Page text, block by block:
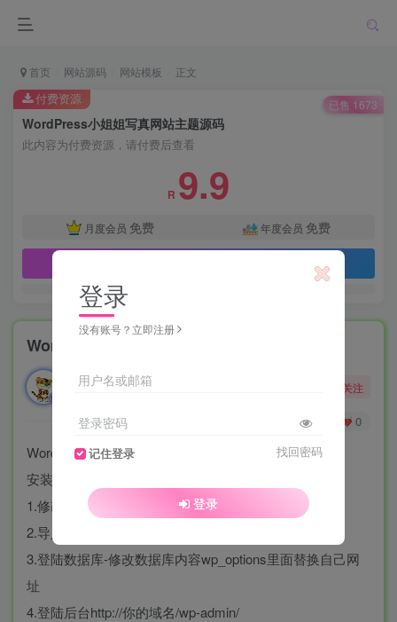
首页 网站源码 网站模板 正文
WordPress小姐姐写真网站主题源码
此内容为付费资源，请付费后查看
R 9.9
月度会员 免费 年度会员 免费
付费资源 已售 1673
WordPress小姐姐写真网站主题源码
勇敢的大野狼 关注
0
WordPress主题 小姐姐写真网站源码（带数据）
安装教程：
1.修改wp-config.php数据库信息
2.导入数据库sql.sql
3.登陆数据库-修改数据库内容wp_options里面替换自己网
址
4.登陆后台http://你的域名/wp-admin/
登录
没有账号？立即注册
用户名或邮箱
登录密码
记住登录 找回密码
登录